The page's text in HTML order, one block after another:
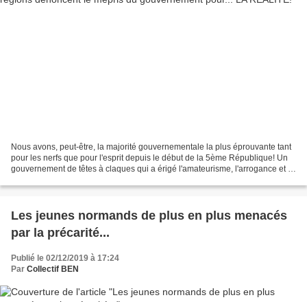
Nous avons, peut-être, la majorité gouvernementale la plus éprouvante tant
pour les nerfs que pour l'esprit depuis le début de la 5ème République! Un
gouvernement de têtes à claques qui a érigé l'amateurisme, l'arrogance et le
Les jeunes normands de plus en plus menacés
par la précarité...
Publié le 02/12/2019 à 17:24
Par Collectif BEN